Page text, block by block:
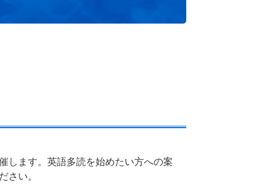
します。英語多読を始めたい方への案
さい。